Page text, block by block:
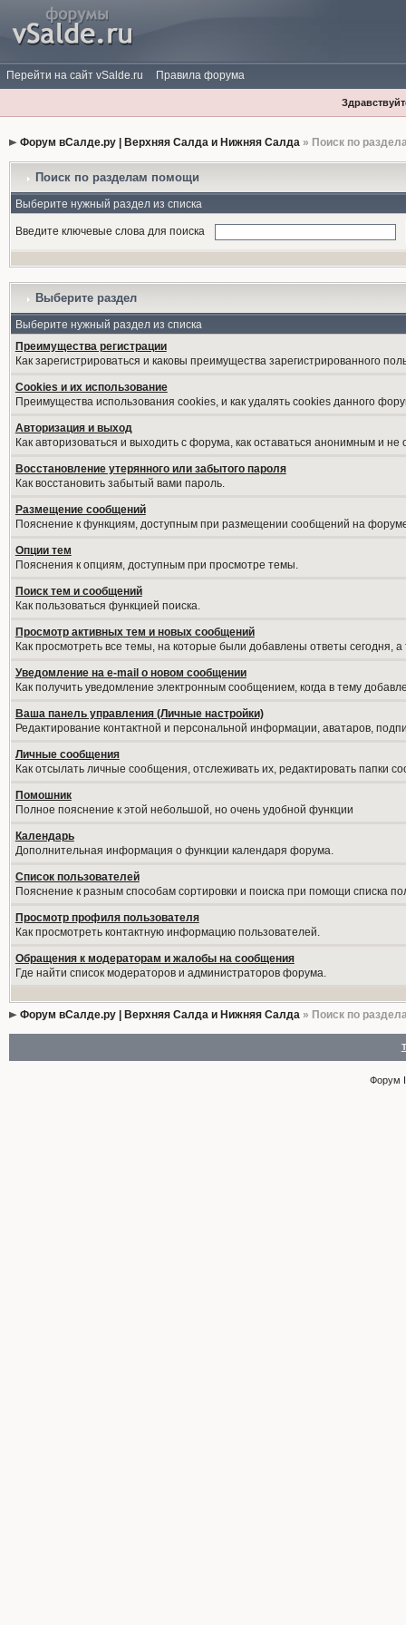
Перейти на сайт vSalde.ru Правила форума
Форум вСалде.ру | Верхняя Салда и Нижняя Салда» Поиск по
Поиск по разделам помощи
Выберите нужный раздел из списка
Введите ключевые слова для поиска
Выберите раздел
Выберите нужный раздел из списка
Преимущества регистрации
Как зарегистрироваться и каковы преимущества зарегистрированного
Cookies и их использование
Преимущества использования cookies, и как удалять cookies данного
Авторизация и выход
Как авторизоваться и выходить с форума, как оставаться анонимным и
Восстановление утерянного или забытого пароля
Как восстановить забытый вами пароль.
Размещение сообщений
Пояснение к функциям, доступным при размещении сообщений на
Опции тем
Пояснения к опциям, доступным при просмотре темы.
Поиск тем и сообщений
Как пользоваться функцией поиска.
Просмотр активных тем и новых сообщений
Как просмотреть все темы, на которые были добавлены ответы сегодня,
Уведомление на е-mail о новом сообщении
Как получить уведомление электронным сообщением, когда в тему
Ваша панель управления (Личные настройки)
Редактирование контактной и персональной информации, аватаров,
Личные сообщения
Как отсылать личные сообщения, отслеживать их, редактировать папки
Помошник
Полное пояснение к этой небольшой, но очень удобной функции
Календарь
Дополнительная информация о функции календаря форума.
Список пользователей
Пояснение к разным способам сортировки и поиска при помощи списка
Просмотр профиля пользователя
Как просмотреть контактную информацию пользователей.
Обращения к модераторам и жалобы на сообщения
Где найти список модераторов и администраторов форума.
Форум вСалде.ру | Верхняя Салда и Нижняя Салда» Поиск по
Форум